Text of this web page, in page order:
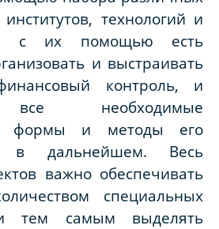
технологий и
с их помощью есть
и выстраивать
контроль, и
все необходимые
формы и методы его
в дальнейшем. Весь
важно обеспечивать
специальных
тем самым выделять